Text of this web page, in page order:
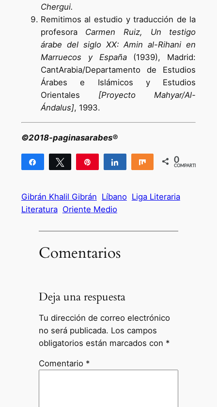
Chergui.
Remitimos al estudio y traducción de la
profesora Carmen Ruiz, Un testigo
árabe del siglo XX: Amin al-Rihani en
Marruecos y España(1939), Madrid:
CantArabia/Departamento de Estudios
Árabes e Islámicos y Estudios
Orientales [Proyecto Mahyar/Al-
Ándalus], 1993.
©2018-paginasarabes®
Compartir Twittear Compartir Compartir
0
COMPARTIR
Gibrán Khalil Gibrán Líbano Liga Literaria
Literatura Oriente Medio
Comentarios
Deja una respuesta
Tu dirección de correo electrónico
no será publicada. Los campos
obligatorios están marcados con *
Comentario *